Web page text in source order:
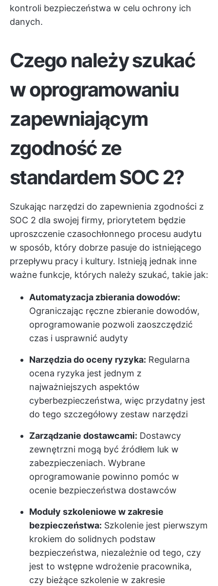
kontroli bezpieczeństwa w celu ochrony ich
danych.
Czego należy szukać
w oprogramowaniu
zapewniającym
zgodność ze
standardem SOC 2?
Szukając narzędzi do zapewnienia zgodności z
SOC 2 dla swojej firmy, priorytetem będzie
uproszczenie czasochłonnego procesu audytu
w sposób, który dobrze pasuje do istniejącego
przepływu pracy i kultury. Istnieją jednak inne
ważne funkcje, których należy szukać, takie jak:
Automatyzacja zbierania dowodów:
Ograniczając ręczne zbieranie dowodów,
oprogramowanie pozwoli zaoszczędzić
czas i usprawnić audyty
Narzędzia do oceny ryzyka: Regularna
ocena ryzyka jest jednym z
najważniejszych aspektów
cyberbezpieczeństwa, więc przydatny jest
do tego szczegółowy zestaw narzędzi
Zarządzanie dostawcami: Dostawcy
zewnętrzni mogą być źródłem luk w
zabezpieczeniach. Wybrane
oprogramowanie powinno pomóc w
ocenie bezpieczeństwa dostawców
Moduły szkoleniowe w zakresie
bezpieczeństwa: Szkolenie jest pierwszym
krokiem do solidnych podstaw
bezpieczeństwa, niezależnie od tego, czy
jest to wstępne wdrożenie pracownika,
czy bieżące szkolenie w zakresie